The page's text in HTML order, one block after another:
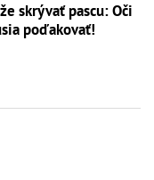
skrývať pascu: Oči
poďakovať!